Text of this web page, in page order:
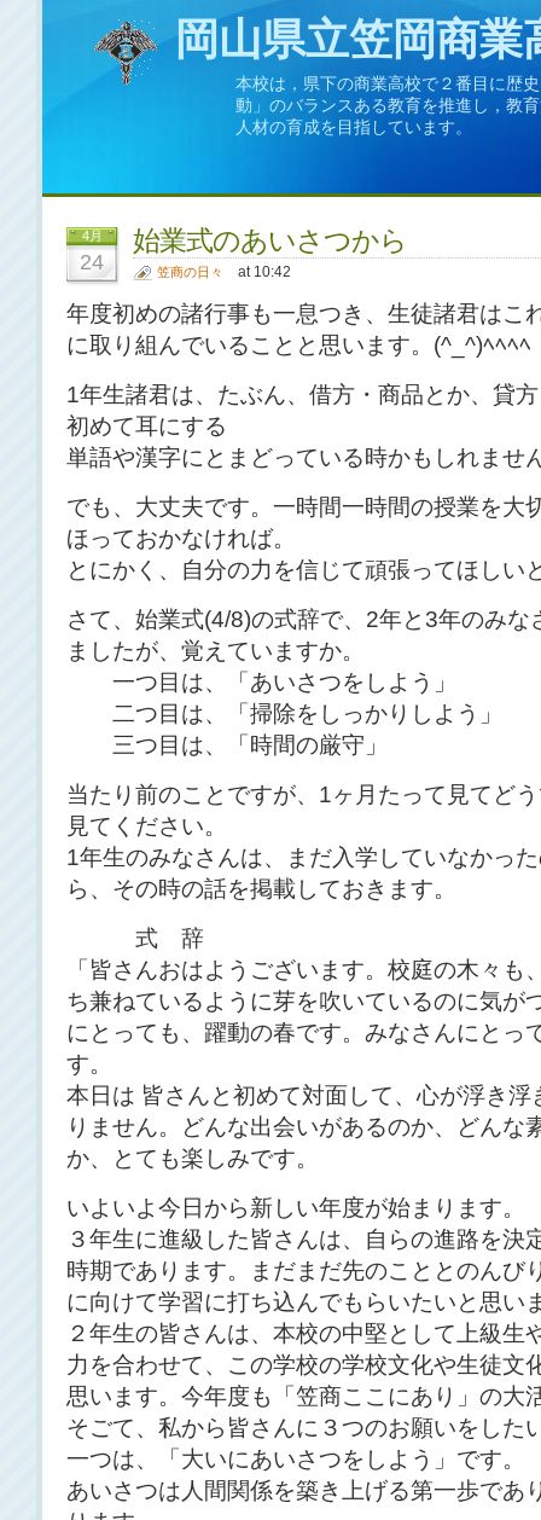
岡山県立笠岡商業
本校は，県下の商業高校で２番目に歴
動」のバランスある教育を推進し，教
人材の育成を目指しています。
4月
24
始業式のあいさつから
at 10:42
笠商の日々
年度初めの諸行事も一息つき、生徒諸君はこ
に取り組んでいることと思います。(^_^)ﾍﾍﾍﾍ
1年生諸君は、たぶん、借方・商品とか、貸
初めて耳にする
単語や漢字にとまどっている時かもしれませ
でも、大丈夫です。一時間一時間の授業を大
ほっておかなければ。
とにかく、自分の力を信じて頑張ってほしい
さて、始業式(4/8)の式辞で、2年と3年のみ
ましたが、覚えていますか。
一つ目は、「あいさつをしよう」
二つ目は、「掃除をしっかりしよう」
三つ目は、「時間の厳守」 で
当たり前のことですが、1ヶ月たって見てど
見てください。
1年生のみなさんは、まだ入学していなかっ
ら、その時の話を掲載しておきます。
式 辞
「皆さんおはようございます。校庭の木々
ち兼ねているように芽を吹いているのに気が
にとっても、躍動の春です。みなさんにとっ
す。
本日は 皆さんと初めて対面して、心が浮き
りません。どんな出会いがあるのか、どんな
か、とても楽しみです。
いよいよ今日から新しい年度が始まります。
３年生に進級した皆さんは、自らの進路を決
時期であります。まだまだ先のこととのんび
に向けて学習に打ち込んでもらいたいと思い
２年生の皆さんは、本校の中堅として上級生
力を合わせて、この学校の学校文化や生徒文
思います。今年度も「笠商ここにあり」の大
そごて、私から皆さんに３つのお願いをした
一つは、「大いにあいさつをしよう」です。
あいさつは人間関係を築き上げる第一歩であ